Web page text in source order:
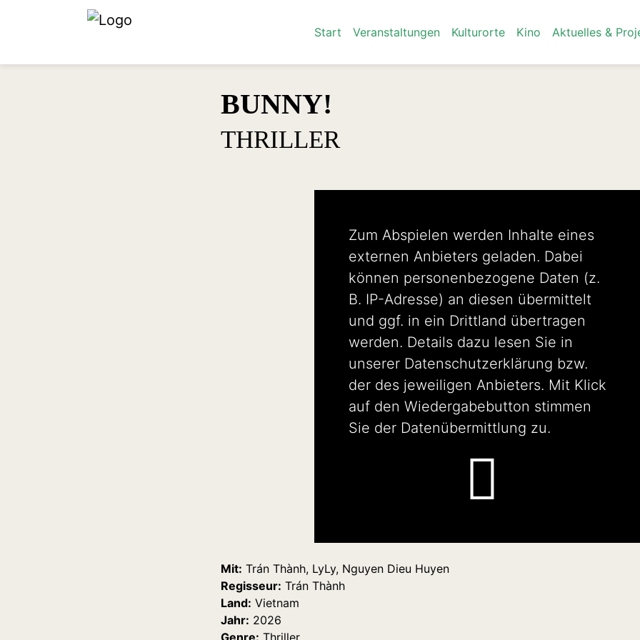
Start Veranstaltungen Kulturorte Kino Aktuelles &
BUNNY!
THRILLER
Zum Abspielen werden Inhalte eines
externen Anbieters geladen. Dabei
können personenbezogene Daten (z.
B. IP-Adresse) an diesen übermittelt
und ggf. in ein Drittland übertragen
werden. Details dazu lesen Sie in
unserer Datenschutzerklärung bzw.
der des jeweiligen Anbieters. Mit Klick
auf den Wiedergabebutton stimmen
Sie der Datenübermittlung zu.
Mit: Trán Thành, LyLy, Nguyen Dieu Huyen
Regisseur: Trán Thành
Land: Vietnam
Jahr: 2026
Genre: Thriller